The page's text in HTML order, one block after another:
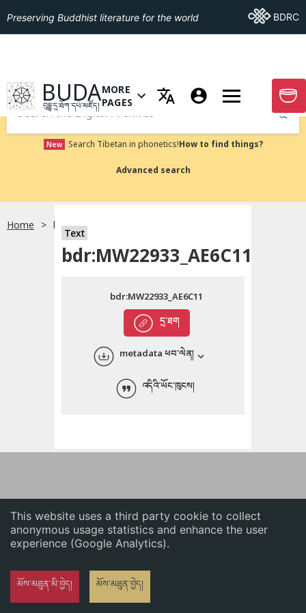
This website uses a third party cookie to collect
anonymous usage statistics and enhance the user
experience (Google Analytics).
མོས་མཐུན་མི་བྱེད། མོས་མཐུན་བྱེད།
English
ភាសាខ្មែរ
Preserving Buddhist literature for the world Go ToBDRC
GO TO HOMEPAGE
BUDA
བུདྡྷ་དྲ་ཐོག་དཔེ་མཛོད།
OPEN MENU OF MORE PAGES
MORE
PAGES
GO
Submit
New Search Tibetan in phonetics!How to find things?
Advanced search
Home bdr:MW22933_AE6C11
Text
bdr:MW22933_AE6C11
དྲ་ཐག
bdr:MW22933_AE6C11
metadata ཕབ་ལེན།
འདིའི་ཡོང་ཁུངས།